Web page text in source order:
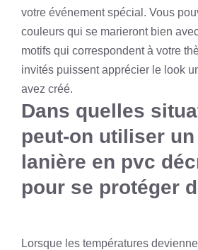
votre événement spécial. Vous
couleurs qui se marieront bien
motifs qui correspondent à votre
invités puissent apprécier le look
avez créé.
Dans quelles
peut-on utiliser
lanière en pvc
pour se protéger
Lorsque les températures